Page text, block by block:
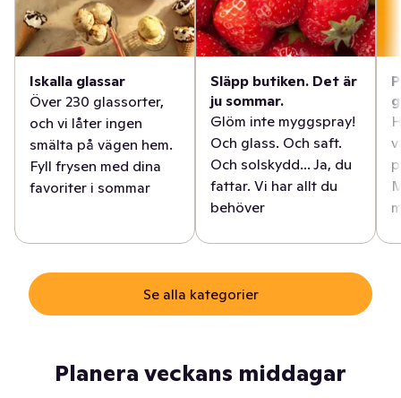
Iskalla glassar
Över 230 glassorter,
och vi låter ingen
smälta på vägen hem.
Fyll frysen med dina
favoriter i sommar
Släpp butiken. Det är
ju sommar.
Glöm inte myggspray!
Och glass. Och saft.
Och solskydd... Ja, du
fattar. Vi har allt du
behöver
Se alla kategorier
Planera veckans middagar